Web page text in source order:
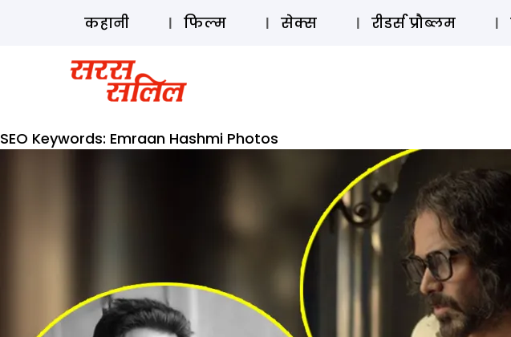
कहानी फिल्म सेक्स रीडर्स प्रौब्लम
SEO Keywords: Emraan Hashmi Photos